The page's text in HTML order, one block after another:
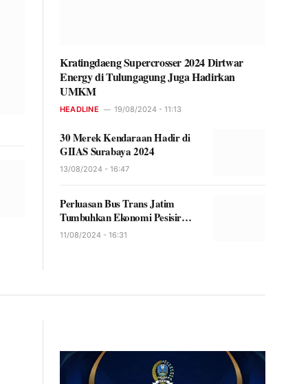
Kratingdaeng Supercrosser 2024 Dirtwar
Energy di Tulungagung Juga Hadirkan
UMKM
HEADLINE 19/08/2024 - 11:13
30 Merek Kendaraan Hadir di
GIIAS Surabaya 2024
13/08/2024 - 16:47
Perluasan Bus Trans Jatim
Tumbuhkan Ekonomi Pesisir
Utara
11/08/2024 - 16:31